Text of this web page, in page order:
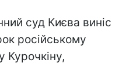
суд Києва виніс
російському
Курочкіну,